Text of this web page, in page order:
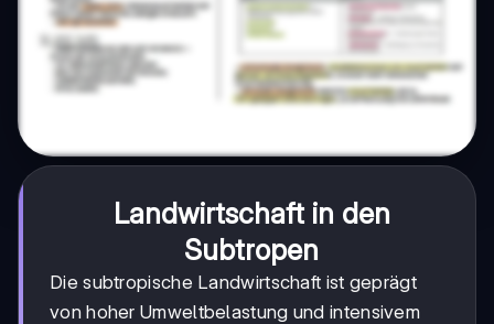
Landwirtschaft in den
Subtropen
Die subtropische Landwirtschaft ist geprägt
von hoher Umweltbelastung und intensivem